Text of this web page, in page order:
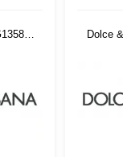
2
Dolce